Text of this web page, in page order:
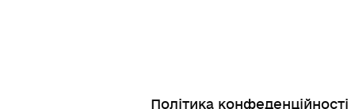
Політика конфеденційності